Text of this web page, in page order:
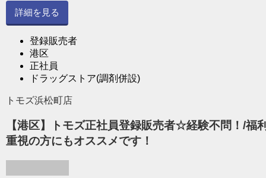
詳細を見る
登録販売者
港区
正社員
ドラッグストア(調剤併設)
トモズ浜松町店
【港区】トモズ正社員登録販売者☆経験不問！/
重視の方にもオススメです！